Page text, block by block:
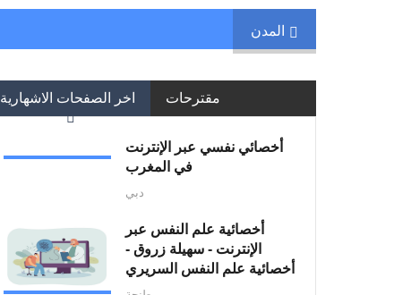
المدن
اخر الصفحات الاشهارية مقترحات
أخصائي نفسي عبر الإنترنت
في المغرب
دبي
أخصائية علم النفس عبر
الإنترنت - سهيلة زروق -
أخصائية علم النفس السريري